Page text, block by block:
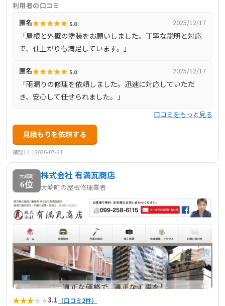
前には無料相談を実施し、LINEやメールでの相談も可能で
す。姶良郡を含む鹿児島県内全域に対応しており、地域の
皆様の快適な暮らしをサポートしています。
利用者の口コミ
匿名★★★★★ 5.0 2025/12/17
「屋根と外壁の塗装をお願いしました。丁寧な説明と対応
で、仕上がりも満足しています。」
匿名★★★★★ 5.0 2025/12/17
「雨漏りの修理を依頼しました。迅速に対応していただ
き、安心して任せられました。」
口コミをもっと見る
見積もりを依頼する
確認日：2026-07-21
大崎町
6位
株式会社 有満瓦商店
大崎町の屋根修理業者
★★★★★3.1 （口コミ2件）